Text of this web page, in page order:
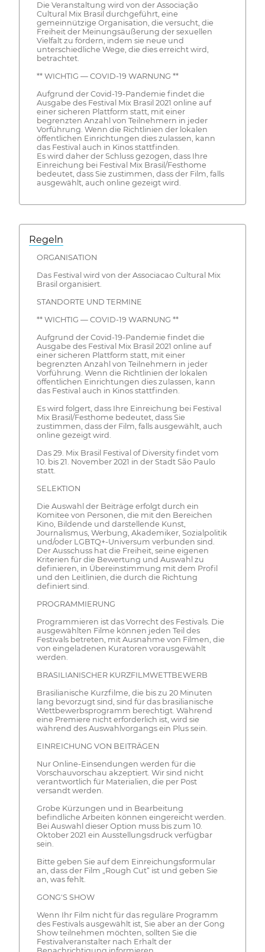
Die Veranstaltung wird von der Associação
Cultural Mix Brasil durchgeführt, eine
gemeinnützige Organisation, die versucht, die
Freiheit der Meinungsäußerung der sexuellen
Vielfalt zu fördern, indem sie neue und
unterschiedliche Wege, die dies erreicht wird,
betrachtet.
** WICHTIG — COVID-19 WARNUNG **
Aufgrund der Covid-19-Pandemie findet die
Ausgabe des Festival Mix Brasil 2021 online auf
einer sicheren Plattform statt, mit einer
begrenzten Anzahl von Teilnehmern in jeder
Vorführung. Wenn die Richtlinien der lokalen
öffentlichen Einrichtungen dies zulassen, kann
das Festival auch in Kinos stattfinden.
Es wird daher der Schluss gezogen, dass Ihre
Einreichung bei Festival Mix Brasil/Festhome
bedeutet, dass Sie zustimmen, dass der Film, falls
ausgewählt, auch online gezeigt wird.
Regeln
ORGANISATION
Das Festival wird von der Associacao Cultural Mix
Brasil organisiert.
STANDORTE UND TERMINE
** WICHTIG — COVID-19 WARNUNG **
Aufgrund der Covid-19-Pandemie findet die
Ausgabe des Festival Mix Brasil 2021 online auf
einer sicheren Plattform statt, mit einer
begrenzten Anzahl von Teilnehmern in jeder
Vorführung. Wenn die Richtlinien der lokalen
öffentlichen Einrichtungen dies zulassen, kann
das Festival auch in Kinos stattfinden.
Es wird folgert, dass Ihre Einreichung bei Festival
Mix Brasil/Festhome bedeutet, dass Sie
zustimmen, dass der Film, falls ausgewählt, auch
online gezeigt wird.
Das 29. Mix Brasil Festival of Diversity findet vom
10. bis 21. November 2021 in der Stadt São Paulo
statt.
SELEKTION
Die Auswahl der Beiträge erfolgt durch ein
Komitee von Personen, die mit den Bereichen
Kino, Bildende und darstellende Kunst,
Journalismus, Werbung, Akademiker, Sozialpolitik
und/oder LGBTQ+-Universum verbunden sind.
Der Ausschuss hat die Freiheit, seine eigenen
Kriterien für die Bewertung und Auswahl zu
definieren, in Übereinstimmung mit dem Profil
und den Leitlinien, die durch die Richtung
definiert sind.
PROGRAMMIERUNG
Programmieren ist das Vorrecht des Festivals. Die
ausgewählten Filme können jeden Teil des
Festivals betreten, mit Ausnahme von Filmen, die
von eingeladenen Kuratoren vorausgewählt
werden.
BRASILIANISCHER KURZFILMWETTBEWERB
Brasilianische Kurzfilme, die bis zu 20 Minuten
lang bevorzugt sind, sind für das brasilianische
Wettbewerbsprogramm berechtigt. Während
eine Premiere nicht erforderlich ist, wird sie
während des Auswahlvorgangs ein Plus sein.
EINREICHUNG VON BEITRÄGEN
Nur Online-Einsendungen werden für die
Vorschauvorschau akzeptiert. Wir sind nicht
verantwortlich für Materialien, die per Post
versandt werden.
Grobe Kürzungen und in Bearbeitung
befindliche Arbeiten können eingereicht werden.
Bei Auswahl dieser Option muss bis zum 10.
Oktober 2021 ein Ausstellungsdruck verfügbar
sein.
Bitte geben Sie auf dem Einreichungsformular
an, dass der Film „Rough Cut“ ist und geben Sie
an, was fehlt.
GONG'S SHOW
Wenn Ihr Film nicht für das reguläre Programm
des Festivals ausgewählt ist, Sie aber an der Gong
Show teilnehmen möchten, sollten Sie die
Festivalveranstalter nach Erhalt der